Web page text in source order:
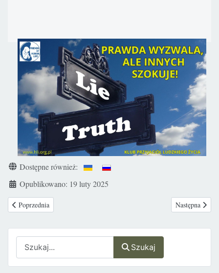
Szukaj
Dostępne również:
Opublikowano: 19 luty 2025
Poprzednia strona: Ogólnopolski Dzień Skupienia dla Małżeństw
Poprzednia Następna
Następna